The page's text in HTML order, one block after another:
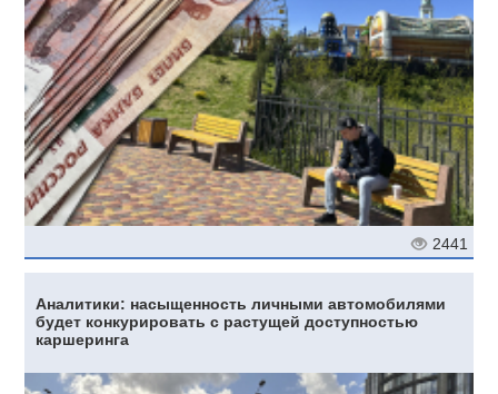
2441
Аналитики: насыщенность личными автомобилями
будет конкурировать с растущей доступностью
каршеринга